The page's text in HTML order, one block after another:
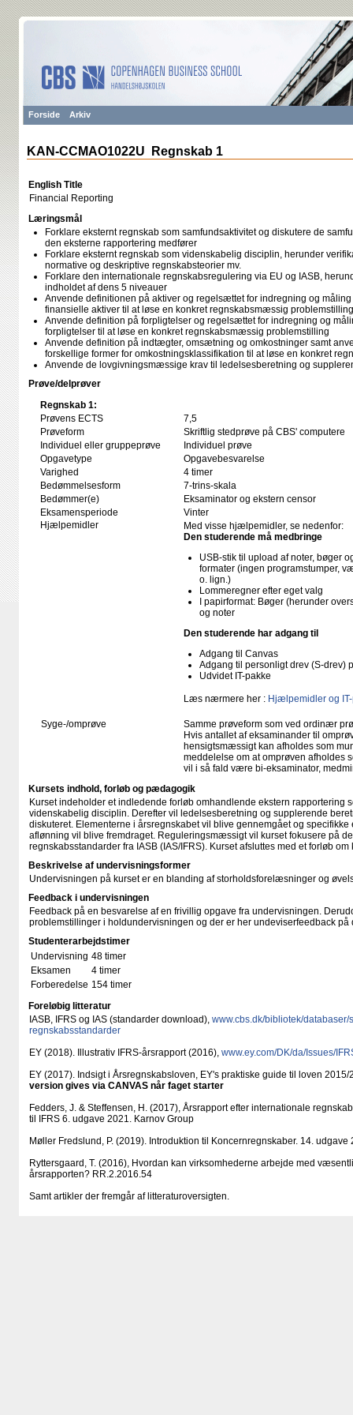
Forside Arkiv
KAN-CCMAO1022U Regnskab 1
English Title
Financial Reporting
Læringsmål
Forklare eksternt regnskab som samfundsaktivitet og diskutere de
den eksterne rapportering medfører
Forklare eksternt regnskab som videnskabelig disciplin, herunder
normative og deskriptive regnskabsteorier mv.
Forklare den internationale regnskabsregulering via EU og IASB,
indholdet af dens 5 niveauer
Anvende definitionen på aktiver og regelsættet for indregning og
finansielle aktiver til at løse en konkret regnskabsmæssig problemstilling
Anvende definition på forpligtelser og regelsættet for indregning og
forpligtelser til at løse en konkret regnskabsmæssig problemstilling
Anvende definition på indtægter, omsætning og omkostninger samt
forskellige former for omkostningsklassifikation til at løse en konkret
Anvende de lovgivningsmæssige krav til ledelsesberetning og
Prøve/delprøver
Regnskab 1:
Prøvens ECTS
7,5
Prøveform
Skriftlig stedprøve på CBS' computere
Individuel eller gruppeprøve
Individuel prøve
Opgavetype
Opgavebesvarelse
Varighed
4 timer
Bedømmelsesform
7-trins-skala
Bedømmer(e)
Eksaminator og ekstern censor
Eksamensperiode
Vinter
Hjælpemidler
Med visse hjælpemidler, se nedenfor:
Den studerende må medbringe
USB-stik til upload af noter, bøger
formater (ingen programstumper,
o. lign.)
Lommeregner efter eget valg
I papirformat: Bøger (herunder
og noter
Den studerende har adgang til
Adgang til Canvas
Adgang til personligt drev (S-drev)
Udvidet IT-pakke
Læs nærmere her : Hjælpemidler og
Syge-/omprøve
Samme prøveform som ved ordinær
Hvis antallet af eksaminander til
hensigtsmæssigt kan afholdes som
meddelelse om at omprøven afholdes
vil i så fald være bi-eksaminator,
Kursets indhold, forløb og pædagogik
Kurset indeholder et indledende forløb omhandlende ekstern rapportering
videnskabelig disciplin. Derefter vil ledelsesberetning og supplerende
diskuteret. Elementerne i årsregnskabet vil blive gennemgået og specifikke
aflønning vil blive fremdraget. Reguleringsmæssigt vil kurset fokusere på
regnskabsstandarder fra IASB (IAS/IFRS). Kurset afsluttes med et forløb
Beskrivelse af undervisningsformer
Undervisningen på kurset er en blanding af storholdsforelæsninger og
Feedback i undervisningen
Feedback på en besvarelse af en frivillig opgave fra undervisningen.
problemstillinger i holdundervisningen og der er her undeviserfeedback på
Studenterarbejdstimer
Undervisning 48 timer
Eksamen
4 timer
Forberedelse 154 timer
Foreløbig litteratur
IASB, IFRS og IAS (standarder download), www.cbs.dk/​bibliotek/​
regnskabsstandarder
EY (2018). Illustrativ IFRS-årsrapport (2016), www.ey.com/​DK/​da/​Issues/​
EY (2017). Indsigt i Årsregnskabsloven, EY's praktiske guide til loven
version gives via CANVAS når faget starter
Fedders, J. & Steffensen, H. (2017), Årsrapport efter internationale
til IFRS 6. udgave 2021. Karnov Group
Møller Fredslund, P. (2019). Introduktion til Koncernregnskaber. 14. udgave
Ryttersgaard, T. (2016), Hvordan kan virksomhederne arbejde med
årsrapporten? RR.2.2016.54
Samt artikler der fremgår af litteraturoversigten.